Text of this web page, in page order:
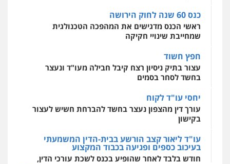
כנס 60 שנה לחוק הירושה
ראשי הכנס מדגישים את המהפכה הטכנולגית
שמחייבת שינויי חקיקה
חפץ חשוד
עצור בתיק ניסיון רצח קיבל חבילה מעו"ד ונעצר
בחשד לסחר בסמים
יחסי עו"ד לקוח
עורך דין מהצפון נעצר בחשד להברחת חשיש לעצור
בקישון
עו"ד ליאור קצב הורשע בבית-הדין המשמעתי
בעיכוב כספים ופגיעה בכבוד המקצוע
חודש בלבד לאחר שהופיע בכנס לשכת עורכי הדין,